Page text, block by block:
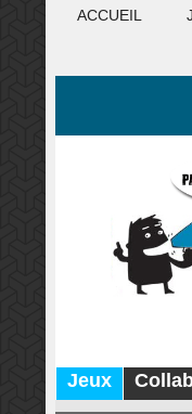
ACCUEIL
Jeux